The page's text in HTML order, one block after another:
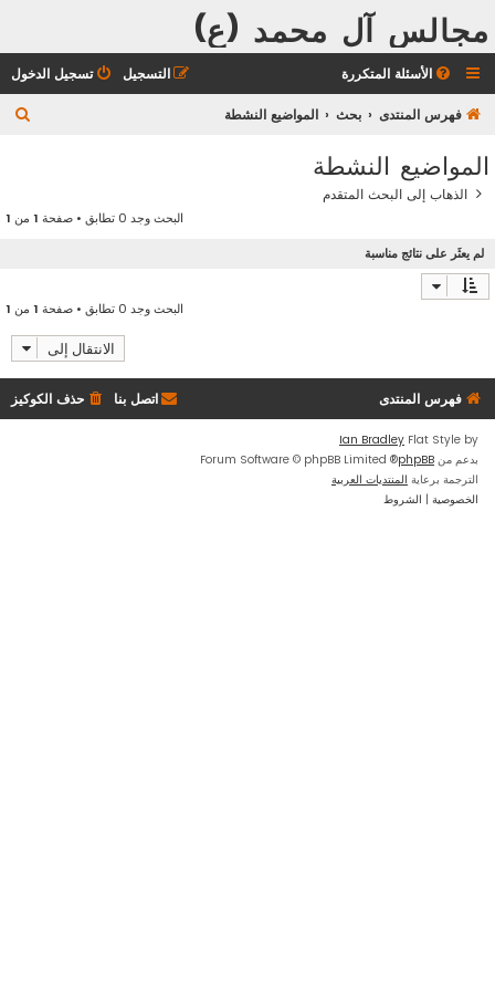
مجالس آل محمد (ع)
الأسئلة المتكررة تسجيل الدخول التسجيل
فهرس المنتدى بحث المواضيع النشطة
المواضيع النشطة
الذهاب إلى البحث المتقدم
البحث وجد 0 تطابق • صفحة 1 من 1
لم يعثَر على نتائج مناسبة
البحث وجد 0 تطابق • صفحة 1 من 1
الانتقال إلى
فهرس المنتدى حذف الكوكيز اتصل بنا
Flat Style by
Ian Bradley
بدعم من phpBB
® Forum Software © phpBB Limited
الترجمة برعاية المنتديات العربية
الخصوصية | الشروط